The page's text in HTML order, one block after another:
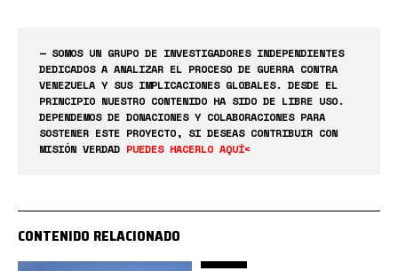
— SOMOS UN GRUPO DE INVESTIGADORES INDEPENDIENTES
DEDICADOS A ANALIZAR EL PROCESO DE GUERRA CONTRA
VENEZUELA Y SUS IMPLICACIONES GLOBALES. DESDE EL
PRINCIPIO NUESTRO CONTENIDO HA SIDO DE LIBRE USO.
DEPENDEMOS DE DONACIONES Y COLABORACIONES PARA
SOSTENER ESTE PROYECTO, SI DESEAS CONTRIBUIR CON
MISIÓN VERDAD PUEDES HACERLO AQUÍ<
CONTENIDO RELACIONADO